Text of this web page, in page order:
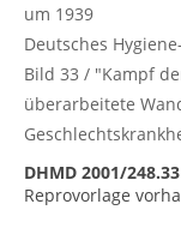
um 1939
Deutsches
Bild 33 / "Kampf
überarbeitete
DHMD 2001/248.33
Reprovorlage